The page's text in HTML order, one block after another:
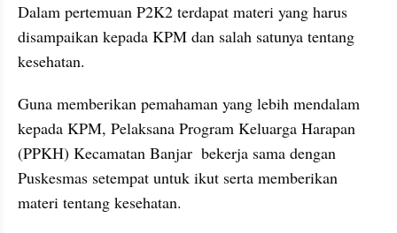
Dalam pertemuan P2K2 terdapat materi yang harus
disampaikan kepada KPM dan salah satunya tentang
kesehatan.
Guna memberikan pemahaman yang lebih mendalam
kepada KPM, Pelaksana Program Keluarga Harapan
(PPKH) Kecamatan Banjar  bekerja sama dengan
Puskesmas setempat untuk ikut serta memberikan
materi tentang kesehatan.